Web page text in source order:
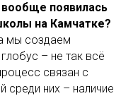
появилась
на Камчатке?
мы создаем
– не так всё
связан с
среди них – наличие